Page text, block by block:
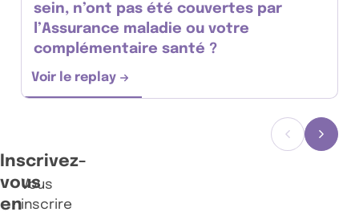
sein, n’ont pas été couvertes par
l’Assurance maladie ou votre
complémentaire santé ?
Voir le replay
Quelles dépenses, liées au cancer du
Précédent
Inscrivez-
vous
en
Vous
inscrire